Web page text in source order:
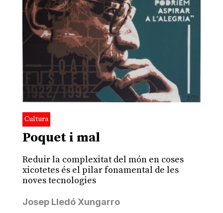
Cultura
Poquet i mal
Reduir la complexitat del món en coses
xicotetes és el pilar fonamental de les
noves tecnologies
Josep Lledó Xungarro